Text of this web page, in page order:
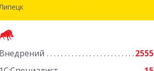
Внедрений
2555
Подробнее